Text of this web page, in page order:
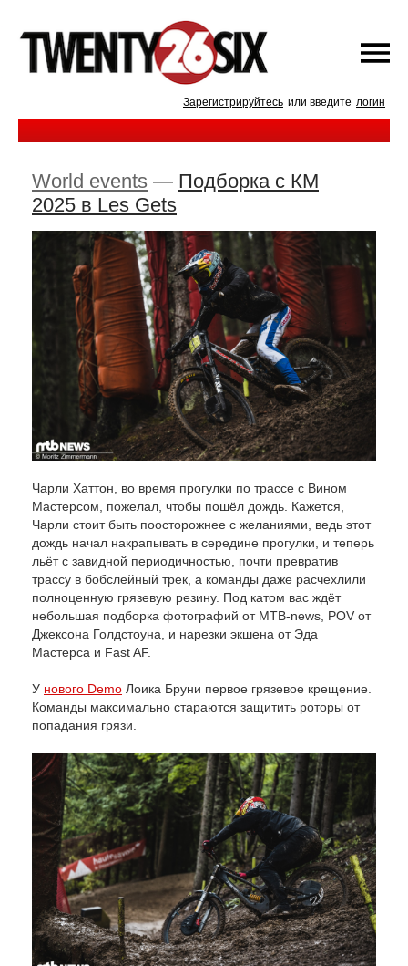
Зарегистрируйтесь или введите логин
World events — Подборка с КМ
2025 в Les Gets
Чарли Хаттон, во время прогулки по трассе с Вином
Мастерсом, пожелал, чтобы пошёл дождь. Кажется,
Чарли стоит быть поосторожнее с желаниями, ведь этот
дождь начал накрапывать в середине прогулки, и теперь
льёт с завидной периодичностью, почти превратив
трассу в бобслейный трек, а команды даже расчехлили
полноценную грязевую резину. Под катом вас ждёт
небольшая подборка фотографий от MTB-news, POV от
Джексона Голдстоуна, и нарезки экшена от Эда
Мастерса и Fast AF.
У нового Demo Лоика Бруни первое грязевое крещение.
Команды максимально стараются защитить роторы от
попадания грязи.